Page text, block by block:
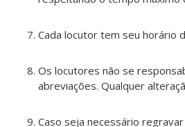
Cada locutor tem seu horário
Os locutores não se
abreviações. Qualquer
Caso seja necessário